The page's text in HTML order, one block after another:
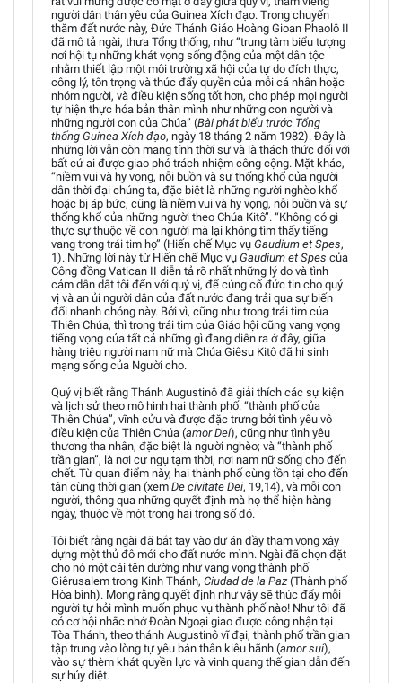
người dân thân yêu của Guinea Xích đạo. Trong chuyến
thăm đất nước này, Đức Thánh Giáo Hoàng Gioan Phaolô II
đã mô tả ngài, thưa Tổng thống, như “trung tâm biểu tượng
nơi hội tụ những khát vọng sống động của một dân tộc
nhằm thiết lập một môi trường xã hội của tự do đích thực,
công lý, tôn trọng và thúc đẩy quyền của mỗi cá nhân hoặc
nhóm người, và điều kiện sống tốt hơn, cho phép mọi người
tự hiện thực hóa bản thân mình như những con người và
những người con của Chúa” (Bài phát biểu trước Tổng
thống Guinea Xích đạo, ngày 18 tháng 2 năm 1982). Đây là
những lời vẫn còn mang tính thời sự và là thách thức đối với
bất cứ ai được giao phó trách nhiệm công cộng. Mặt khác,
“niềm vui và hy vọng, nỗi buồn và sự thống khổ của người
dân thời đại chúng ta, đặc biệt là những người nghèo khổ
hoặc bị áp bức, cũng là niềm vui và hy vọng, nỗi buồn và sự
thống khổ của những người theo Chúa Kitô”. “Không có gì
thực sự thuộc về con người mà lại không tìm thấy tiếng
vang trong trái tim họ” (Hiến chế Mục vụ Gaudium et Spes,
1). Những lời này từ Hiến chế Mục vụ Gaudium et Spes của
Công đồng Vatican II diễn tả rõ nhất những lý do và tình
cảm dẫn dắt tôi đến với quý vị, để củng cố đức tin cho quý
vị và an ủi người dân của đất nước đang trải qua sự biến
đổi nhanh chóng này. Bởi vì, cũng như trong trái tim của
Thiên Chúa, thì trong trái tim của Giáo hội cũng vang vọng
tiếng vọng của tất cả những gì đang diễn ra ở đây, giữa
hàng triệu người nam nữ mà Chúa Giêsu Kitô đã hi sinh
mạng sống của Người cho.
Quý vị biết rằng Thánh Augustinô đã giải thích các sự kiện
và lịch sử theo mô hình hai thành phố: “thành phố của
Thiên Chúa”, vĩnh cửu và được đặc trưng bởi tình yêu vô
điều kiện của Thiên Chúa (amor Dei), cũng như tình yêu
thương tha nhân, đặc biệt là người nghèo; và “thành phố
trần gian”, là nơi cư ngụ tạm thời, nơi nam nữ sống cho đến
chết. Từ quan điểm này, hai thành phố cùng tồn tại cho đến
tận cùng thời gian (xem De civitate Dei, 19,14), và mỗi con
người, thông qua những quyết định mà họ thể hiện hàng
ngày, thuộc về một trong hai trong số đó.
Tôi biết rằng ngài đã bắt tay vào dự án đầy tham vọng xây
dựng một thủ đô mới cho đất nước mình. Ngài đã chọn đặt
cho nó một cái tên dường như vang vọng thành phố
Giêrusalem trong Kinh Thánh, Ciudad de la Paz (Thành phố
Hòa bình). Mong rằng quyết định như vậy sẽ thúc đẩy mỗi
người tự hỏi mình muốn phục vụ thành phố nào! Như tôi đã
có cơ hội nhắc nhở Đoàn Ngoại giao được công nhận tại
Tòa Thánh, theo thánh Augustinô vĩ đại, thành phố trần gian
tập trung vào lòng tự yêu bản thân kiêu hãnh (amor sui),
vào sự thèm khát quyền lực và vinh quang thế gian dẫn đến
sự hủy diệt.